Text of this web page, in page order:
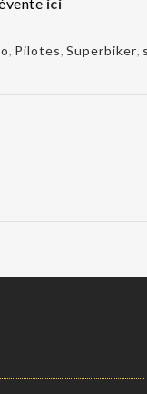
, Pilotes, Superbiker,